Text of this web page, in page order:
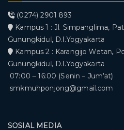
(0274) 2901 893
Kampus 1 : Jl. Simpanglima,
Gunungkidul, D.I.Yogyakarta
Kampus 2 : Karangijo Wetan,
Gunungkidul, D.I.Yogyakarta
07:00 – 16:00 (Senin – Jum’at)
smkmuhponjong@gmail.com
SOSIAL MEDIA